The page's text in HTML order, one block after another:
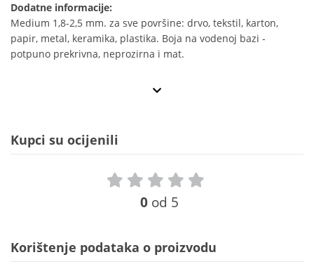
Dodatne informacije:
Medium 1,8-2,5 mm. za sve površine: drvo, tekstil, karton,
papir, metal, keramika, plastika. Boja na vodenoj bazi -
potpuno prekrivna, neprozirna i mat.
Kupci su ocijenili
0 od 5
Korištenje podataka o proizvodu